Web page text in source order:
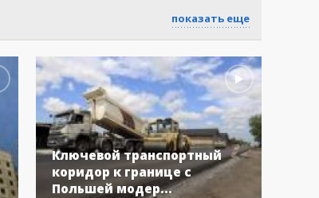
показать еще
Ключевой транспортный
коридор к границе с
Польшей модер...